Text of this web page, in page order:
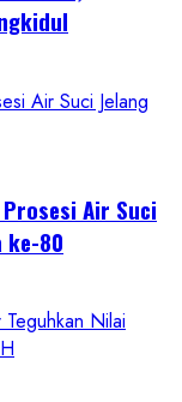
Air Suci Jelang
Air Suci
ke-80
Nilai